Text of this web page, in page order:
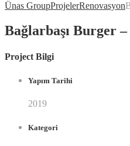
Ünas GroupProjelerRenovasyon
Bağlarbaşı Burger
Project Bilgi
Yapım Tarihi
2019
Kategori